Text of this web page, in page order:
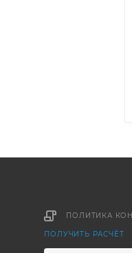
ПОЛИТИКА
ПОЛУЧИТЬ РАСЧЁТ